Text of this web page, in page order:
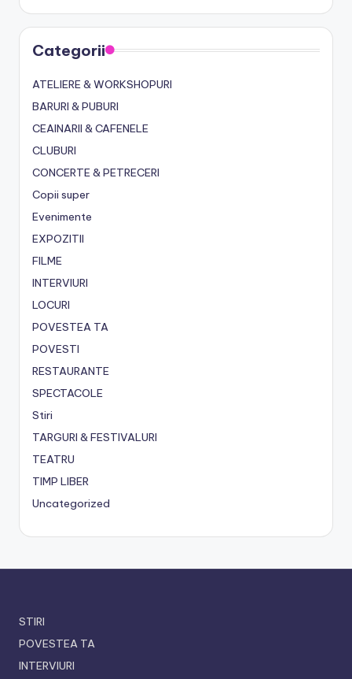
Categorii
ATELIERE & WORKSHOPURI
BARURI & PUBURI
CEAINARII & CAFENELE
CLUBURI
CONCERTE & PETRECERI
Copii super
Evenimente
EXPOZITII
FILME
INTERVIURI
LOCURI
POVESTEA TA
POVESTI
RESTAURANTE
SPECTACOLE
Stiri
TARGURI & FESTIVALURI
TEATRU
TIMP LIBER
Uncategorized
STIRI
POVESTEA TA
INTERVIURI